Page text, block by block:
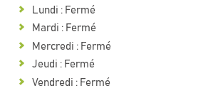
Lundi : Fermé
Mardi : Fermé
Mercredi : Fermé
Jeudi : Fermé
Vendredi : Fermé